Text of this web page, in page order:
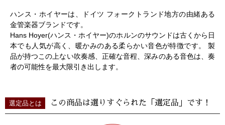
ハンス・ホイヤーは、ドイツ フォークトランド地方の由緒ある
金管楽器ブランドです。
Hans Hoyer(ハンス・ホイヤー)のホルンのサウンドは古くから日
本でも人気が高く、暖かみのある柔らかい音色が特徴です。 製
品が持つこの上ない吹奏感、正確な音程、深みのある音色は、奏
者の可能性を最大限引き出します。
選定品とは この商品は選りすぐられた「選定品」です！